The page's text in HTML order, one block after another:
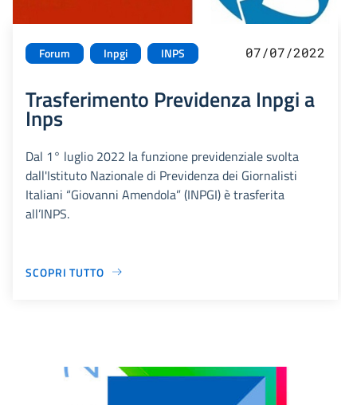
Forum Inpgi INPS 07/07/2022
Trasferimento Previdenza Inpgi a
Inps
Dal 1° luglio 2022 la funzione previdenziale svolta
dall'Istituto Nazionale di Previdenza dei Giornalisti
Italiani “Giovanni Amendola” (INPGI) è trasferita
all’INPS.
SCOPRI TUTTO